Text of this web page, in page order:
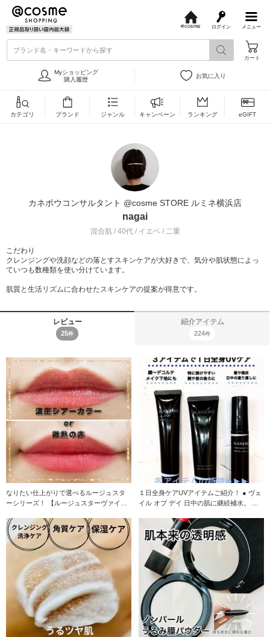
メニュー
ログイン
s
ブランド名・キーワードから探す
カート
Myショッピング
購入履歴
お気に入り
カテゴリ ブランド ジャンル キャンペーン ランキング eGIFT
カネボウコンサルタント @cosme STORE ルミネ横浜店
nagai
混合肌 / 40代 / イエベ / 二重
こだわり
クレンジングや洗顔などの落とすスキンケアが大好きで、気分や肌状態によっ
ていつも数種類を使い分けています。
肌質と生活リズムに合わせたスキンケアの提案が得意です。
レビュー
25件
紹介アイテム
224件
なりたい仕上がりで選べるルージュスタ
ーシリーズ！ 【ルージュスターヴァイブ
１日全身ケアUVアイテムご紹介！ ● ヴェ
イル オブ デイ 日中の肌に継続補水。 乾